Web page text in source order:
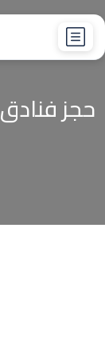
حجز فنادق